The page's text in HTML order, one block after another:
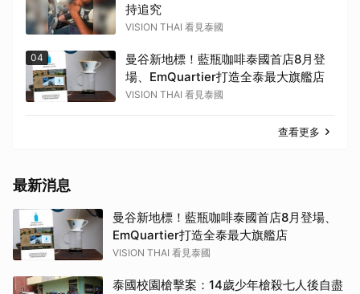
持追究
VISION THAI 看見泰國
04
曼谷新地標！藍瓶咖啡泰國首店8月登
場、EmQuartier打造全泰最大旗艦店
VISION THAI 看見泰國
查看更多
最新消息
曼谷新地標！藍瓶咖啡泰國首店8月登場、
EmQuartier打造全泰最大旗艦店
VISION THAI 看見泰國
泰國校園槍擊案：14歲少年槍殺七人後自盡